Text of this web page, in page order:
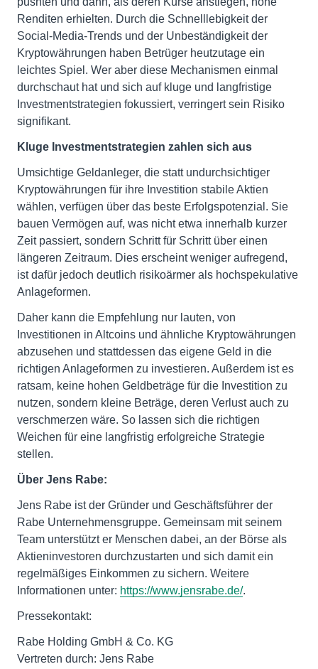
Renditen erhielten. Durch die Schnelllebigkeit der
Social-Media-Trends und der Unbeständigkeit der
Kryptowährungen haben Betrüger heutzutage ein
leichtes Spiel. Wer aber diese Mechanismen einmal
durchschaut hat und sich auf kluge und langfristige
Investmentstrategien fokussiert, verringert sein Risiko
signifikant.
Kluge Investmentstrategien zahlen sich aus
Umsichtige Geldanleger, die statt undurchsichtiger
Kryptowährungen für ihre Investition stabile Aktien
wählen, verfügen über das beste Erfolgspotenzial. Sie
bauen Vermögen auf, was nicht etwa innerhalb kurzer
Zeit passiert, sondern Schritt für Schritt über einen
längeren Zeitraum. Dies erscheint weniger aufregend,
ist dafür jedoch deutlich risikoärmer als hochspekulative
Anlageformen.
Daher kann die Empfehlung nur lauten, von
Investitionen in Altcoins und ähnliche Kryptowährungen
abzusehen und stattdessen das eigene Geld in die
richtigen Anlageformen zu investieren. Außerdem ist es
ratsam, keine hohen Geldbeträge für die Investition zu
nutzen, sondern kleine Beträge, deren Verlust auch zu
verschmerzen wäre. So lassen sich die richtigen
Weichen für eine langfristig erfolgreiche Strategie
stellen.
Über Jens Rabe:
Jens Rabe ist der Gründer und Geschäftsführer der
Rabe Unternehmensgruppe. Gemeinsam mit seinem
Team unterstützt er Menschen dabei, an der Börse als
Aktieninvestoren durchzustarten und sich damit ein
regelmäßiges Einkommen zu sichern. Weitere
Informationen unter: https://www.jensrabe.de/.
Pressekontakt:
Rabe Holding GmbH & Co. KG
Vertreten durch: Jens Rabe